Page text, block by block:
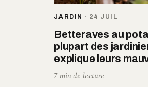
JARDIN · 24 JUIL
Betteraves au
plupart des
explique leurs
7 min de lecture